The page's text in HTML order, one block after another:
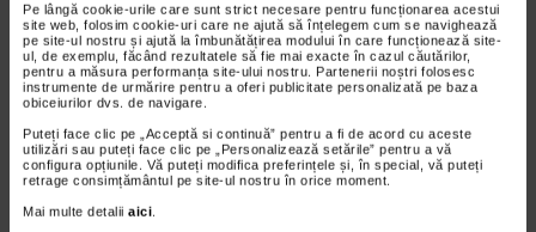
Pe lângă cookie-urile care sunt strict necesare pentru funcționarea acestui
site web, folosim cookie-uri care ne ajută să înțelegem cum se navighează
pe site-ul nostru și ajută la îmbunătățirea modului în care funcționează site-
ul, de exemplu, făcând rezultatele să fie mai exacte în cazul căutărilor,
pentru a măsura performanța site-ului nostru. Partenerii noștri folosesc
instrumente de urmărire pentru a oferi publicitate personalizată pe baza
obiceiurilor dvs. de navigare.
Puteți face clic pe „Acceptă si continuă” pentru a fi de acord cu aceste
utilizări sau puteți face clic pe „Personalizează setările” pentru a vă
configura opțiunile. Vă puteți modifica preferințele și, în special, vă puteți
retrage consimțământul pe site-ul nostru în orice moment.
Mai multe detalii aici
Oja de unghii Nuante naturale
Nr. 33 Maro Sutter, LAVERTU
O oja clasica rezistenta, care
creeaza o stralucire fabuloasa cu
fiecare strat. Culoarea sa intensa…
Oja de unghii Nuante naturale
Nr. 35 Oranj Delbard, LAVERTU
O oja clasica rezistenta, care
fiecare strat. Culoarea sa intensa…